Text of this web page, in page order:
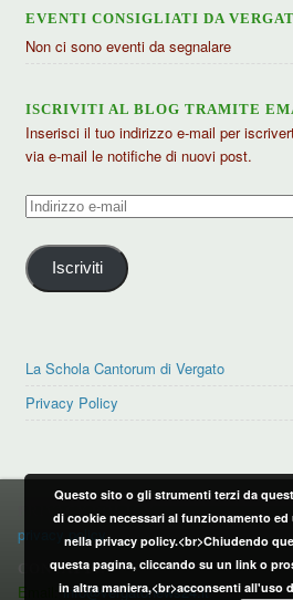
EVENTI CONSIGLIATI DA
Non ci sono eventi da segnalare
ISCRIVITI AL BLOG TRAMITE
Inserisci il tuo indirizzo e-mail per
via e-mail le notifiche di nuovi post.
Indirizzo
mail
Iscriviti
La Schola Cantorum di Vergato
Privacy Policy
PRIVACY POLICY
privacy policy
CONTATTI:
Email:info@vergatonews24.it
Questo sito o gli strumenti terzi da
di cookie necessari al funzionamento
nella privacy policy.<br>Chiudendo
questa pagina, cliccando su un link o
in altra maniera,<br>acconsenti all'uso